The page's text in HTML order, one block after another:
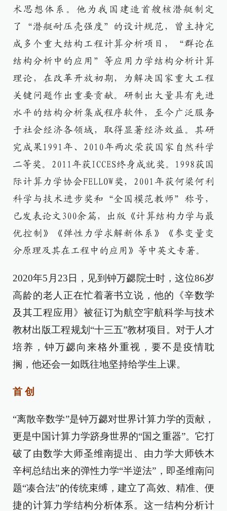
术思想体系。他为我国建造首艘核潜艇制定
了“潜艇耐压壳强度”的设计规范，曾主持完
成多个重大结构工程计算分析项目，“群论在
结构分析中的应用”等应用力学结构分析计算
理论，在改革开放初期，为解决国家重大工程
关键问题作出重要贡献。研制出大量具有先进
水平的结构分析集成程序软件，至今广泛服务
于社会经济各领域，取得显著经济效益。其研
究成果1991年、2010年两次荣获国家自然科学
二等奖。2011年获ICCES终身成就奖。1998获国
际计算力学协会FELLOW奖，2001年获何梁何利
科学与技术进步奖和“全国模范教师”称号，
已发表论文300余篇，出版《计算结构力学与最
优控制》《弹性力学求解新体系》《参变量变
分原理及其在工程中的应用》等中英文专著。
2020年5月23日，见到钟万勰院士时，这位86岁
高龄的老人正在忙着著书立说，他的《辛数学
及其工程应用》被征订为航空宇航科学与技术
教材出版工程规划“十三五”教材项目。对于人才
培养，钟万勰向来格外重视，要不是疫情耽
搁，他还会一如既往地坚持给学生上课。
首 创
“离散辛数学”是钟万勰对世界计算力学的贡献，
更是中国计算力学跻身世界的“国之重器”。它打
破了由数学大师圣维南提出、由力学大师铁木
辛柯总结出来的弹性力学“半逆法”，即圣维南问
题“凑合法”的传统束缚，建立了高效、精准、便
捷的计算力学结构分析体系。这一结构分析计